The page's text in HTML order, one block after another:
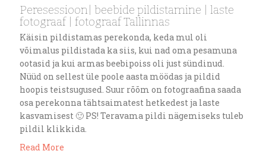
Peresessioon| beebide pildistamine | laste
fotograaf | fotograaf Tallinnas
Käisin pildistamas perekonda, keda mul oli
võimalus pildistada ka siis, kui nad oma pesamuna
ootasid ja kui armas beebipoiss oli just sündinud.
Nüüd on sellest üle poole aasta möödas ja pildid
hoopis teistsugused. Suur rõõm on fotograafina saada
osa perekonna tähtsaimatest hetkedest ja laste
kasvamisest 🙂 PS! Teravama pildi nägemiseks tuleb
pildil klikkida.
Read More